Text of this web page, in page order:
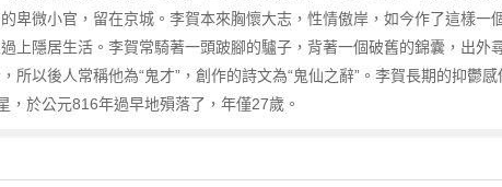
卑微小官，留在京城。李賀本來胸懷大志，性情傲岸，如今作了這樣一
上隱居生活。李賀常騎著一頭跛腳的驢子，背著一個破舊的錦囊，出外
所以後人常稱他為“鬼才”，創作的詩文為“鬼仙之辭”。李賀長期的抑鬱
於公元816年過早地殞落了，年僅27歲。